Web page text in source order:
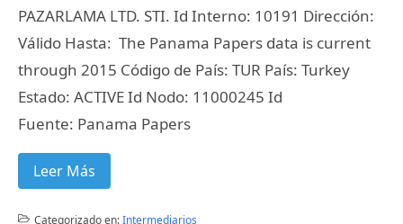
PAZARLAMA LTD. STI. Id Interno: 10191 Dirección:
Válido Hasta: The Panama Papers data is current
through 2015 Código de País: TUR País: Turkey
Estado: ACTIVE Id Nodo: 11000245 Id
Fuente: Panama Papers
Leer Más
Categorizado en:Intermediarios